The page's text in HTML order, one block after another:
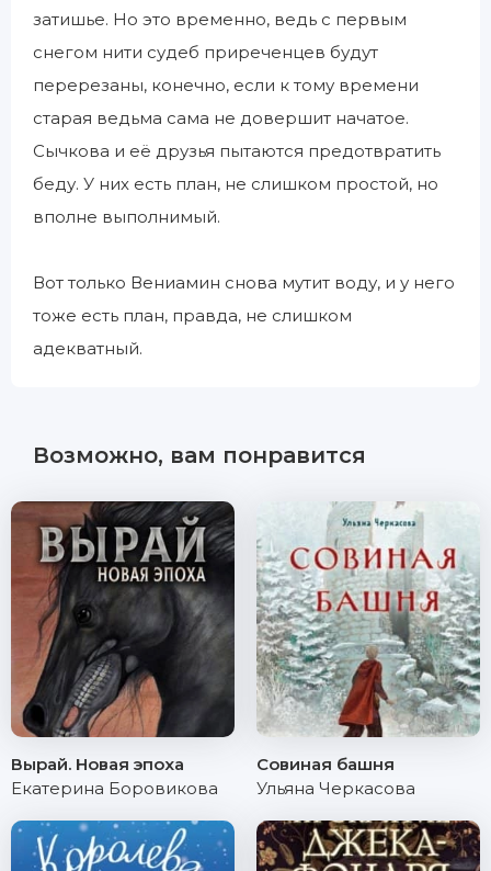
затишье. Но это временно, ведь с первым
снегом нити судеб приреченцев будут
перерезаны, конечно, если к тому времени
старая ведьма сама не довершит начатое.
Сычкова и её друзья пытаются предотвратить
беду. У них есть план, не слишком простой, но
вполне выполнимый.
Вот только Вениамин снова мутит воду, и у него
тоже есть план, правда, не слишком
адекватный.
Возможно, вам понравится
Вырай. Новая эпоха
Екатерина Боровикова
Совиная башня
Ульяна Черкасова